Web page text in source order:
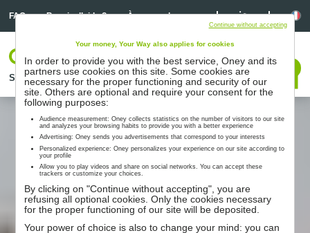
FAQ Besoin d’aide ? À propos de nous Linkedin
Linkedin
Solutions Nos partenaires Accompagnement Ressources
Votre espace
Nous contacter
Your money, Your Way also applies for cookies
In order to provide you with the best service, Oney and its
partners use cookies on this site. Some cookies are
necessary for the proper functioning and security of our
site. Others are optional and require your consent for the
following purposes:
Audience measurement: Oney collects statistics on the number of visitors to our site
and analyzes your browsing habits to provide you with a better experience
Advertising: Oney sends you advertisements that correspond to your interests
Personalized experience: Oney personalizes your experience on our site according to
your profile
Allow you to play videos and share on social networks. You can accept these
trackers or customize your choices.
By clicking on "Continue without accepting", you are
refusing all optional cookies. Only the cookies necessary
for the proper functioning of our site will be deposited.
Your power of choice is also to change your mind: you can
Continue without accepting